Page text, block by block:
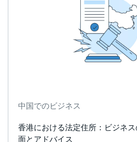
中国でのビジネス
香港における法定住所：ビジネ
面とアドバイス